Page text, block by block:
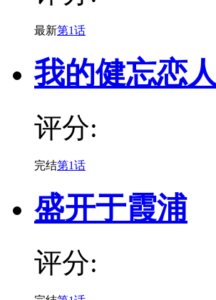
最新第1话
我的健忘恋人
评分:
完结第1话
盛开于霞浦
评分: